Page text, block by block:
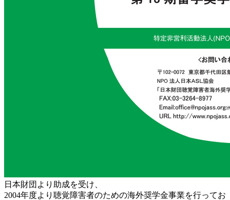
日本財団より助成を受け、
2004年度より聴覚障害者のための海外奨学金事業を行ってお